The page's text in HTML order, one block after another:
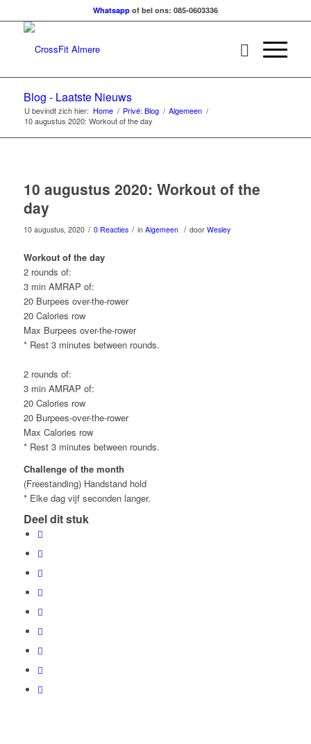
Whatsappof bel ons: 085-0603336
Blog - Laatste Nieuws
U bevindt zich hier: Home / Privé: Blog / Algemeen /
10 augustus 2020: Workout of the day
10 augustus 2020: Workout of the
day
10 augustus, 2020 / 0 Reacties / in Algemeen / door Wesley
Workout of the day
2 rounds of:
3 min AMRAP of:
20 Burpees over-the-rower
20 Calories row
Max Burpees over-the-rower
* Rest 3 minutes between rounds.
2 rounds of:
3 min AMRAP of:
20 Calories row
20 Burpees-over-the-rower
Max Calories row
* Rest 3 minutes between rounds.
Challenge of the month
(Freestanding) Handstand hold
* Elke dag vijf seconden langer.
Deel dit stuk